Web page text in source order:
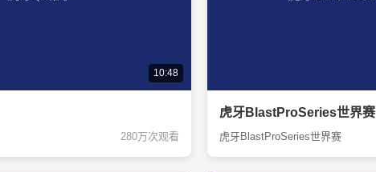
10:48
280万次观看
虎牙BlastProSeries世界赛
虎牙BlastProSeries世界赛